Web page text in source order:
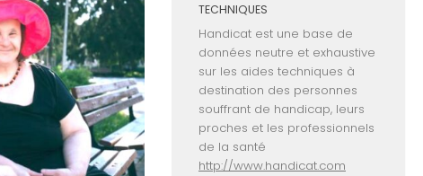
TECHNIQUES
Handicat est une base de
données neutre et exhaustive
sur les aides techniques à
destination des personnes
souffrant de handicap, leurs
proches et les professionnels
de la santé
http://www.handicat.com